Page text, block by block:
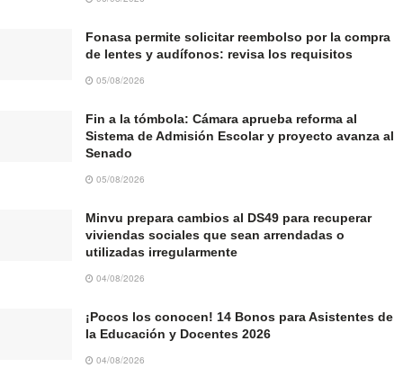
Fonasa permite solicitar reembolso por la compra
de lentes y audífonos: revisa los requisitos
05/08/2026
Fin a la tómbola: Cámara aprueba reforma al
Sistema de Admisión Escolar y proyecto avanza al
Senado
05/08/2026
Minvu prepara cambios al DS49 para recuperar
viviendas sociales que sean arrendadas o
utilizadas irregularmente
04/08/2026
¡Pocos los conocen! 14 Bonos para Asistentes de
la Educación y Docentes 2026
04/08/2026